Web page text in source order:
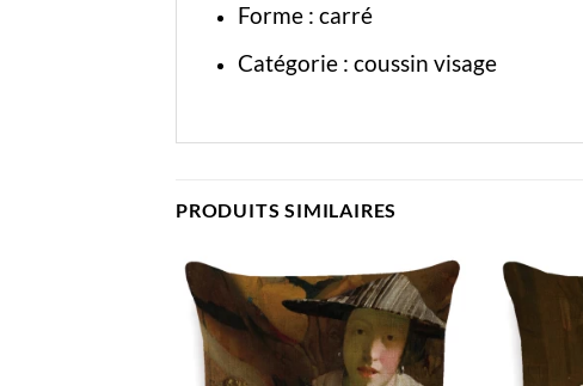
Forme : carré
Catégorie : coussin visage
PRODUITS SIMILAIRES